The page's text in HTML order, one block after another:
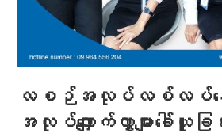
လစဉ်အလုပ်လစ်လပ်နေရ
အလုပ်လျှောက်လွှာများခေါ်ယူခြ